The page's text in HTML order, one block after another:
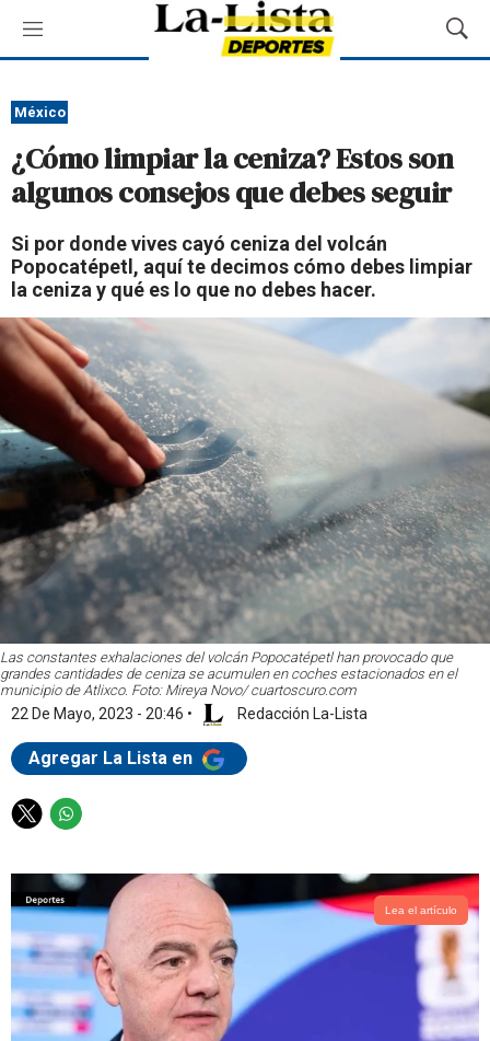
M
e
ú
M
o
q
e
México
¿Cómo limpiar la ceniza? Estos son
algunos consejos que debes seguir
Si por donde vives cayó ceniza del volcán
Popocatépetl, aquí te decimos cómo debes limpiar
la ceniza y qué es lo que no debes hacer.
Las constantes exhalaciones del volcán Popocatépetl han provocado que
grandes cantidades de ceniza se acumulen en coches estacionados en el
municipio de Atlixco. Foto: Mireya Novo/ cuartoscuro.com
22 De Mayo, 2023 - 20:46 • Redacción La-Lista
Agregar La Lista en
T
i
t
t
e
r
W
a
t
s
a
p
p
Lea el artículo